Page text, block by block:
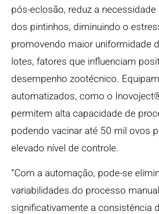
pós-eclosão, reduz a necessidade
dos pintinhos, diminuindo o
promovendo maior uniformidade
lotes, fatores que influenciam
desempenho zootécnico.
automatizados, como o
permitem alta capacidade de
podendo vacinar até 50 mil ovos
elevado nível de controle.
“Com a automação, pode-se
variabilidades do processo
significativamente a consistência